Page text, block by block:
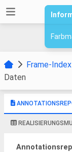
Frame-Index
Daten